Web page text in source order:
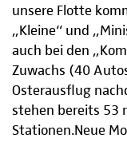
unsere Flotte
„Kleine“ und
auch bei den
Zuwachs (40
Osterausflug
stehen bereits 53
Stationen.Neue